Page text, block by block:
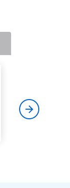
欧州
る証明